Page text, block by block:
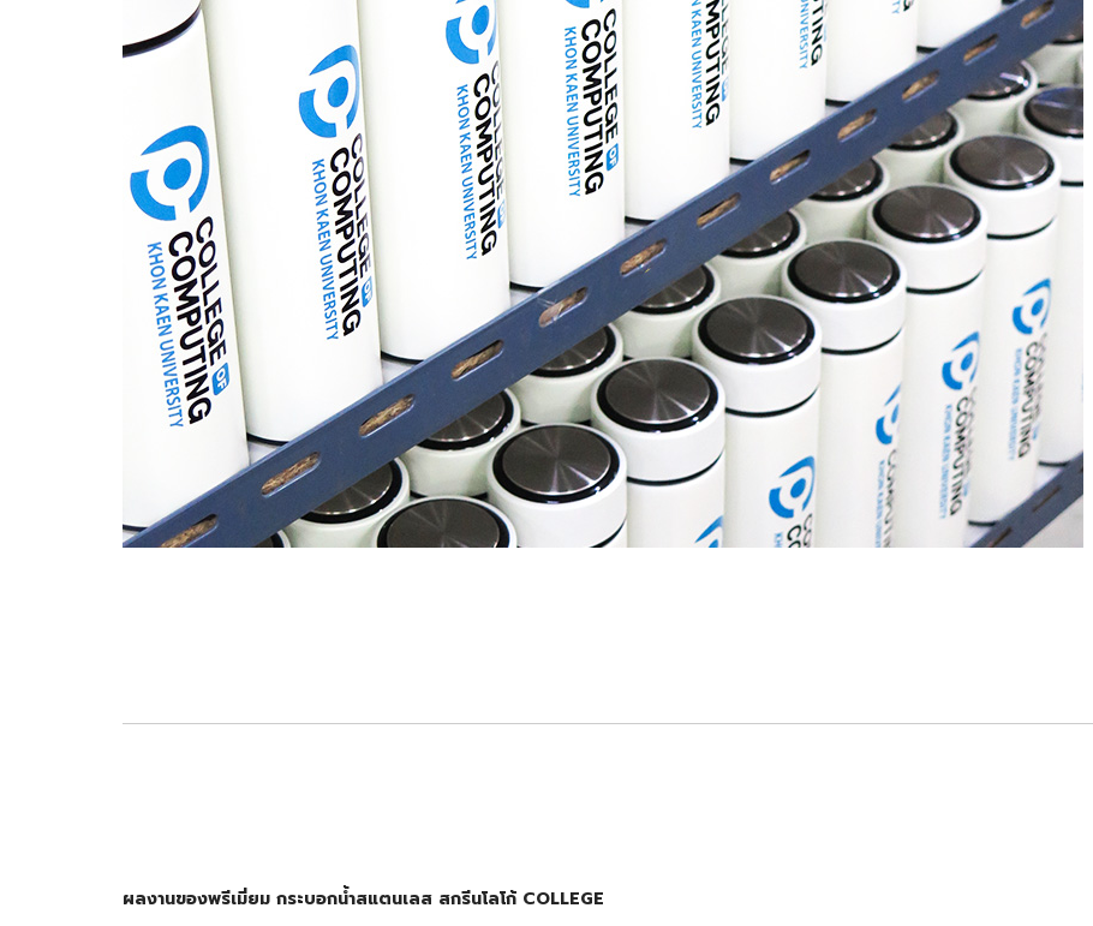
ผลงานของพรีเมี่ยม กระบอกน้ำสแตนเลส สกรีนโลโก้ COLLEGE